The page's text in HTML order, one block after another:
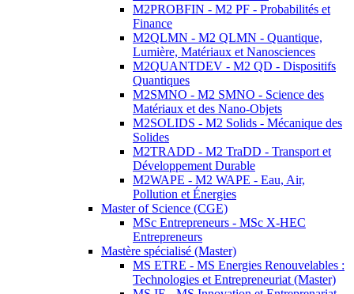
M2PROBFIN - M2 PF - Probabilités et
Finance
M2QLMN - M2 QLMN - Quantique,
Lumière, Matériaux et Nanosciences
M2QUANTDEV - M2 QD - Dispositifs
Quantiques
M2SMNO - M2 SMNO - Science des
Matériaux et des Nano-Objets
M2SOLIDS - M2 Solids - Mécanique des
Solides
M2TRADD - M2 TraDD - Transport et
Développement Durable
M2WAPE - M2 WAPE - Eau, Air,
Pollution et Énergies
Master of Science (CGE)
MSc Entrepreneurs - MSc X-HEC
Entrepreneurs
Mastère spécialisé (Master)
MS ETRE - MS Energies Renouvelables :
Technologies et Entrepreneuriat (Master)